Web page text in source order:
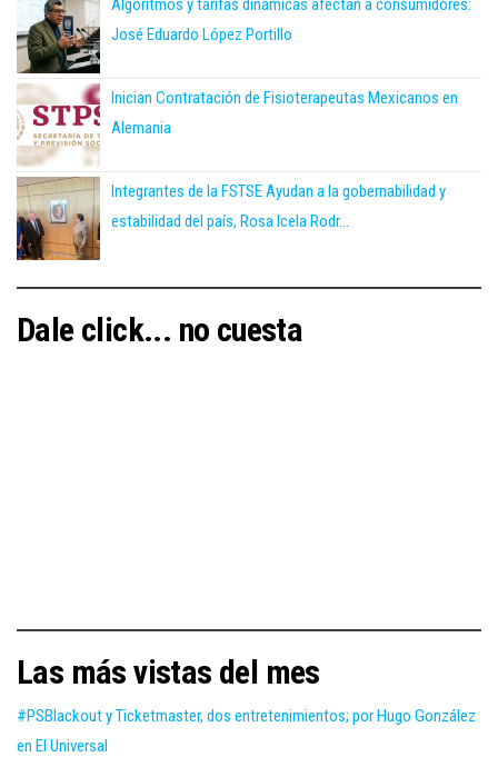
Algoritmos y tarifas dinámicas afectan a consumidores:
José Eduardo López Portillo
Inician Contratación de Fisioterapeutas Mexicanos en
Alemania
Integrantes de la FSTSE Ayudan a la gobernabilidad y
estabilidad del país, Rosa Icela Rodr...
Dale click... no cuesta
Las más vistas del mes
#PSBlackout y Ticketmaster, dos entretenimientos; por Hugo González
en El Universal